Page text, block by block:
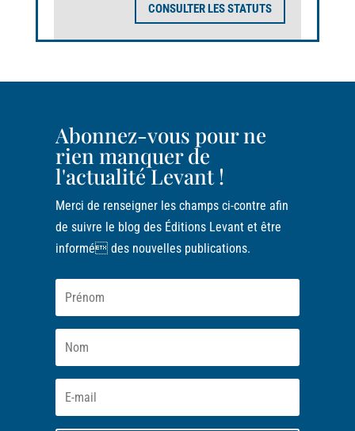
CONSULTER LES STATUTS
Abonnez-vous pour ne
rien manquer de
l'actualité Levant !
Merci de renseigner les champs ci-contre afin
de suivre le blog des Éditions Levant et être
informé des nouvelles publications.